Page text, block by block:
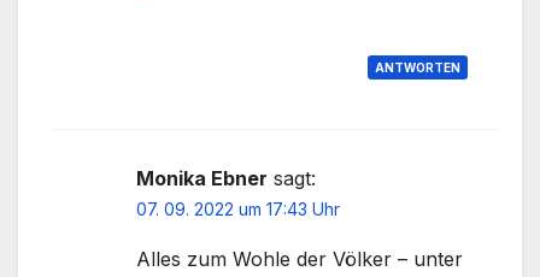
ANTWORTEN
Monika Ebner sagt:
07. 09. 2022 um 17:43 Uhr
Alles zum Wohle der Völker – unter